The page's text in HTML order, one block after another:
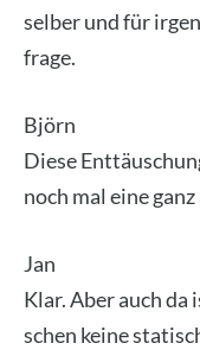
sel­ber und für
fra­ge.
Björn
Die­se
noch mal eine
Jan
Klar. Aber auch
schen kei­ne